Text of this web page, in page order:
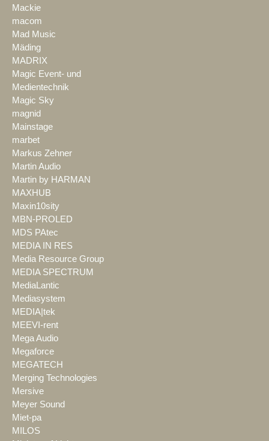
Mackie
macom
Mad Music
Mäding
MADRIX
Magic Event- und
Medientechnik
Magic Sky
magnid
Mainstage
marbet
Markus Zehner
Martin Audio
Martin by HARMAN
MAXHUB
Maxin10sity
MBN-PROLED
MDS PAtec
MEDIA IN RES
Media Resource Group
MEDIA SPECTRUM
MediaLantic
Mediasystem
MEDIA|tek
MEEVI-rent
Mega Audio
Megaforce
MEGATECH
Merging Technologies
Mersive
Meyer Sound
Miet-pa
MILOS